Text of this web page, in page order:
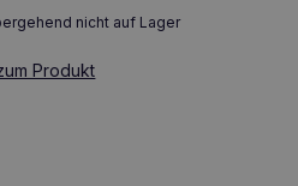
nicht auf Lager
Produkt